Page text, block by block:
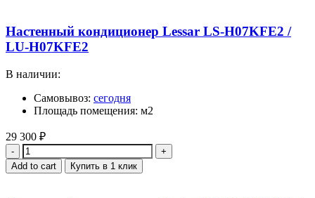
Настенный кондиционер Lessar LS-H07KFE2 /
LU-H07KFE2
В наличии:
Самовывоз: сегодня
Площадь помещения: м2
29 300 ₽
Quantity
Add to cart Купить в 1 клик